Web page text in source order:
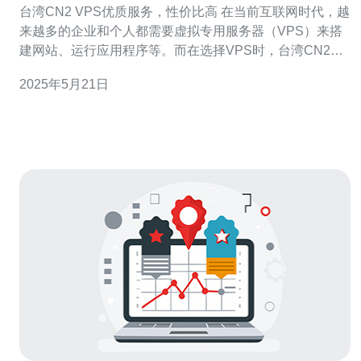
台湾CN2 VPS优质服务，性价比高 在当前互联网时代，越
来越多的企业和个人都需要虚拟专用服务器（VPS）来搭
建网站、运行应用程序等。而在选择VPS时，台湾CN2
提供稳定可靠的服务器环境，保证用户的网站和应用程序
2025年5月21日